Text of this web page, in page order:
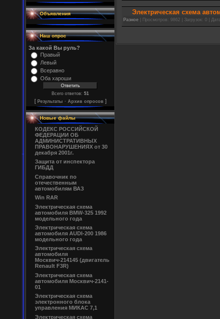
Объявления
Наш опрос
За какой Вы руль?
Правый
Левый
Всеравно
Оба хароши
Всего ответов: 51
[ Результаты · Архив опросов ]
Новые файлы
КОДЕКС РОССИЙСКОЙ
ФЕДЕРАЦИИ ОБ
АДМИНИСТРАТИВНЫХ
ПРАВОНАРУШЕНИЯХ от 30
декабря 2001г.
Защита от инспектора
ГИБДД
Справочник по
отечественным
автомобилям ВАЗ
Win RAR
Электрическая схема
автомобиля BMW-325 1992
модельного года
Электрическая схема
автомобиля AUDI-200 1986
модельного года
Электрическая схема
автомобиля
Москвич-214145 (двигатель
Renault F3R)
Электрическая схема
автомобиля Москвич-2141-
01
Электрическая схема
электронного блока
управления МИКАС 7,1
Электрическая схема
Электрическая схема
Разное | Просмотров: 9862 | Загрузок: 0 |